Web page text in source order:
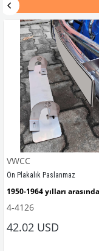
VWCC
Ön Plakalık Paslanmaz
1950-1964 yılları
4-4126
42.02 USD